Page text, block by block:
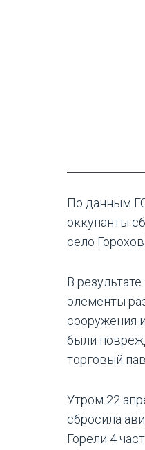
По данным
оккупанты
село
В
элементы
сооружения
были
торговый
Утром 22
сбросила
Горели 4